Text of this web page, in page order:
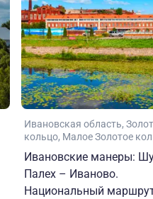
Ивановская область
кольцо Малое Золотое
Ивановские манеры:
Палех – Иваново.
Национальный